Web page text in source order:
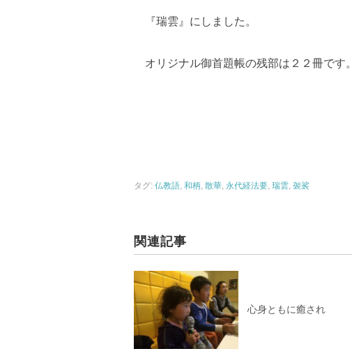
『瑞雲』にしました。
オリジナル御首題帳の残部は２２冊です。
タグ: 仏教語 和柄 散華 永代経法要 瑞雲 袈裟
関連記事
心身ともに癒され